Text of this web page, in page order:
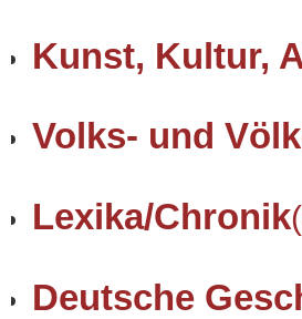
Kunst, Kultur,
Volks- und
Lexika/Chronik
Deutsche